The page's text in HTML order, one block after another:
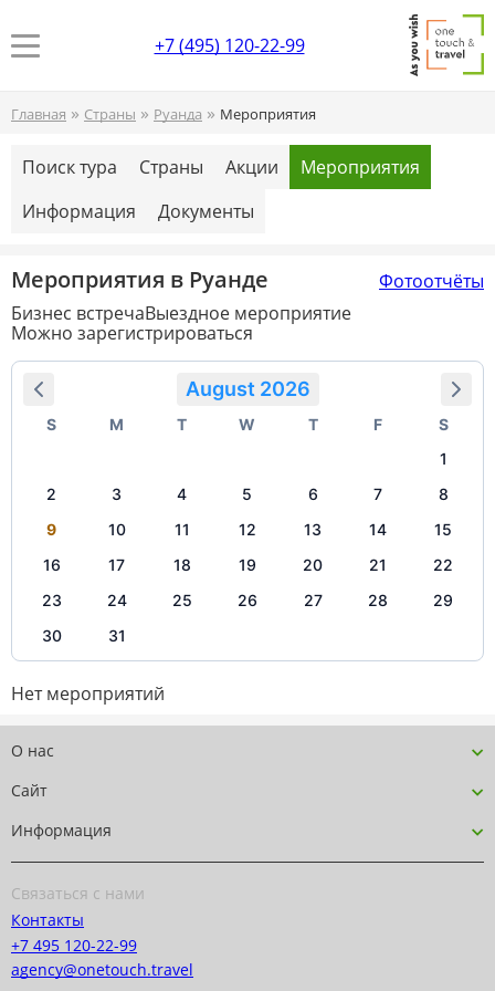
+7 (495) 120-22-99
Главная » Страны » Руанда » Мероприятия
Поиск тура Страны Акции
Мероприятия
Информация
Документы
Мероприятия в Руанде
Фотоотчёты
Бизнес встречаВыездное мероприятие
Можно зарегистрироваться
August 2026
S M T W T F
S
1
2
3 4 5 6 7
8
9
10 11 12 13 14
15
16
17 18 19 20 21
22
23
24 25 26 27 28
29
30
31
Нет мероприятий
О нас
Сайт
Информация
Связаться с нами
Контакты
+7 495 120-22-99
agency@onetouch.travel